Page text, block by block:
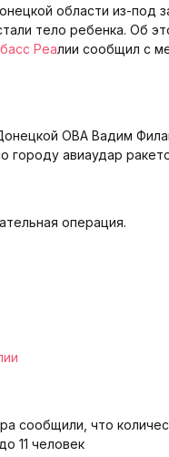
области из-под
тело ребенка. Об
Реалии сообщил с
ОВА Вадим
городу авиаудар
операция.
сообщили, что
11 человек